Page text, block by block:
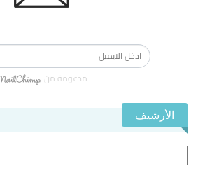
مدعومة من
الأرشيف